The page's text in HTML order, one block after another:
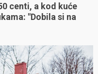
centi, a kod kuće
"Dobila si na